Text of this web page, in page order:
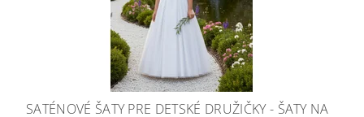
SATÉNOVÉ ŠATY PRE DETSKÉ DRUŽIČKY - ŠATY NA